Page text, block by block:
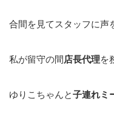
合間を見てスタッフに声
私が留守の間店長代理を
ゆりこちゃんと子連れミ